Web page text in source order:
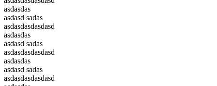
asdasdas
asdasd sadas
asdasdasdasdasd
asdasdas
asdasd sadas
asdasdasdasdasd
asdasdas
asdasd sadas
asdasdasdasdasd